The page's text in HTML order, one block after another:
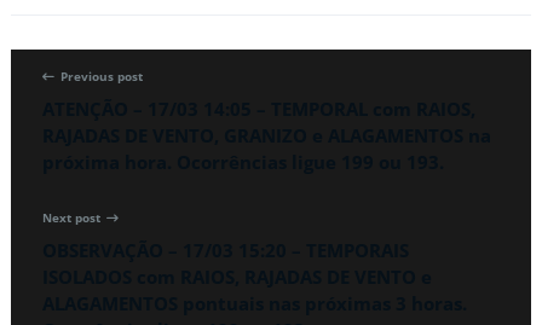
Previous post
Next post